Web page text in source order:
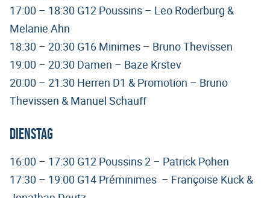
17:00 – 18:30 G12 Poussins – Leo Roderburg &
Melanie Ahn
18:30 – 20:30 G16 Minimes – Bruno Thevissen
19:00 – 20:30 Damen – Baze Krstev
20:00 – 21:30 Herren D1 & Promotion – Bruno
Thevissen & Manuel Schauff
Dienstag
16:00 – 17:30 G12 Poussins 2 – Patrick Pohen
17:30 – 19:00 G14 Préminimes – Françoise Kück &